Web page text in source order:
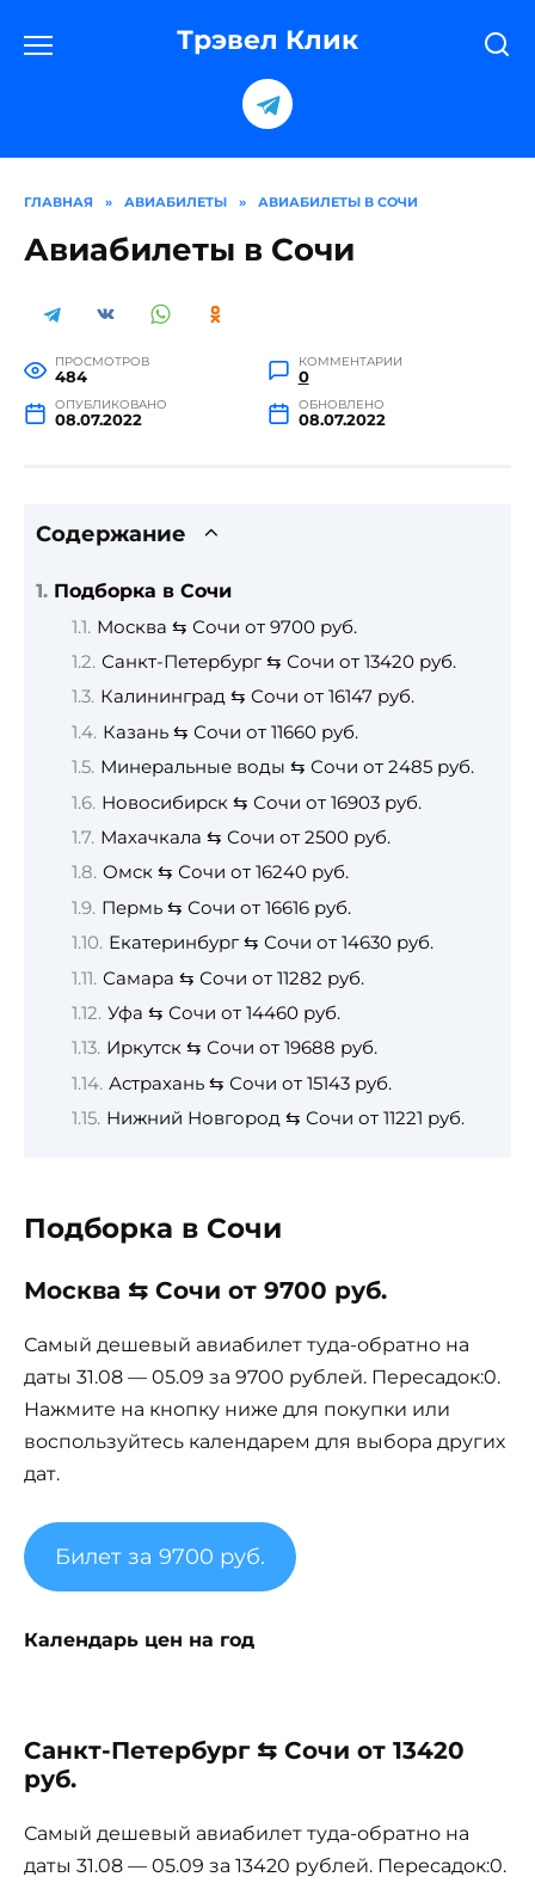
содержанию
Трэвел Клик
ГЛАВНАЯ » АВИАБИЛЕТЫ » АВИАБИЛЕТЫ В СОЧИ
Авиабилеты в Сочи
ПРОСМОТРОВ
484
КОММЕНТАРИИ
0
ОПУБЛИКОВАНО
08.07.2022
ОБНОВЛЕНО
08.07.2022
Содержание
Подборка в Сочи
Москва ⇆ Сочи от 9700 руб.
Санкт-Петербург ⇆ Сочи от 13420 руб.
Калининград ⇆ Сочи от 16147 руб.
Казань ⇆ Сочи от 11660 руб.
Минеральные воды ⇆ Сочи от 2485 руб.
Новосибирск ⇆ Сочи от 16903 руб.
Махачкала ⇆ Сочи от 2500 руб.
Омск ⇆ Сочи от 16240 руб.
Пермь ⇆ Сочи от 16616 руб.
Екатеринбург ⇆ Сочи от 14630 руб.
Самара ⇆ Сочи от 11282 руб.
Уфа ⇆ Сочи от 14460 руб.
Иркутск ⇆ Сочи от 19688 руб.
Астрахань ⇆ Сочи от 15143 руб.
Нижний Новгород ⇆ Сочи от 11221 руб.
Подборка в Сочи
Москва ⇆ Сочи от 9700 руб.
Самый дешевый авиабилет туда-обратно на
даты 31.08 — 05.09 за 9700 рублей. Пересадок:0.
Нажмите на кнопку ниже для покупки или
воспользуйтесь календарем для выбора других
дат.
Билет за 9700 руб.
Календарь цен на год
Санкт-Петербург ⇆ Сочи от 13420
руб.
Самый дешевый авиабилет туда-обратно на
даты 31.08 — 05.09 за 13420 рублей. Пересадок:0.